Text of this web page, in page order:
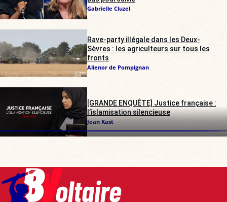
Gabrielle Cluzel
Rave-party illégale dans les Deux-
Sèvres : les agriculteurs sur tous les
fronts
Alienor de Pompignan
[GRANDE ENQUÊTE] Justice française :
l’islamisation silencieuse
Jean Kast